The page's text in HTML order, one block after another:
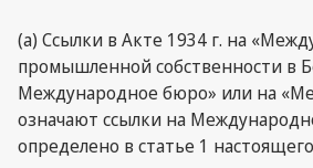
(a) Ссылки в Акте 1934 г. на
промышленной собственности в
Международное бюро» или на
означают ссылки на
определено в статье 1